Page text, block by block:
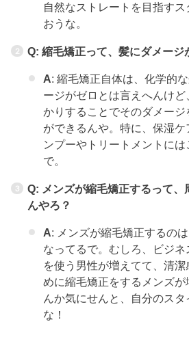
自然なストレートを目指す
おうな。
Q: 縮毛矯正って、髪にダメージ
A: 縮毛矯正自体は、化学的
ージがゼロとは言えへんけ
かりすることでそのダメージ
ができるんや。特に、保湿
ンプーやトリートメントに
で。
Q: メンズが縮毛矯正するって、
んやろ？
A: メンズが縮毛矯正するの
なってるで。むしろ、ビジ
を使う男性が増えてて、清
めに縮毛矯正をするメンズ
んか気にせんと、自分のスタ
な！